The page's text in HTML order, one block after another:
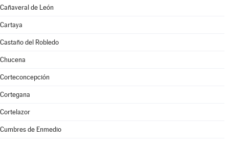
Cañaveral de León
Cartaya
Castaño del Robledo
Chucena
Corteconcepción
Cortegana
Cortelazor
Cumbres de Enmedio